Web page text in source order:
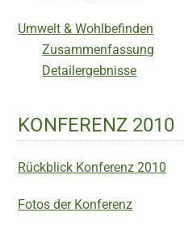
Umwelt & Wohlbefinden
Zusammenfassung
Detailergebnisse
KONFERENZ 2010
Rückblick Konferenz 2010
Fotos der Konferenz